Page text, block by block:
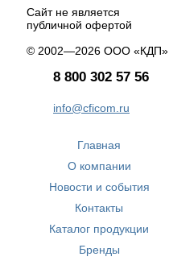
Сайт не является
публичной офертой
© 2002—2026 ООО «КДП»
8 800 302 57 56
info@cficom.ru
Главная
О компании
Новости и события
Контакты
Каталог продукции
Бренды